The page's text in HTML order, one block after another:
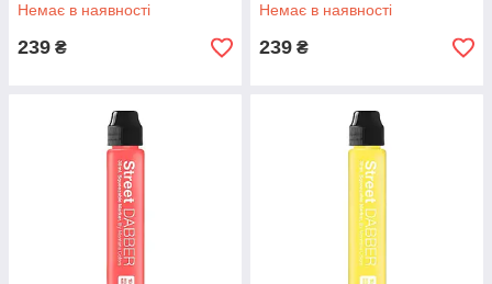
Немає в наявності
239 ₴
Немає в наявності
239 ₴